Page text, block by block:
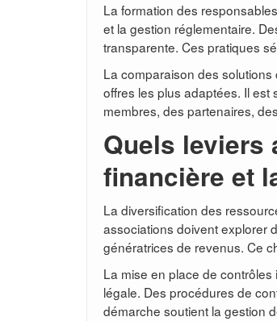
La formation des
et la gestion réglementaire.
transparente. Ces pratiques
La comparaison des
offres les plus adaptées. Il est
membres, des partenaires,
Quels leviers
financière et
La diversification des
associations doivent explorer
génératrices de revenus. Ce
La mise en place de
légale. Des procédures de
démarche soutient la gestion